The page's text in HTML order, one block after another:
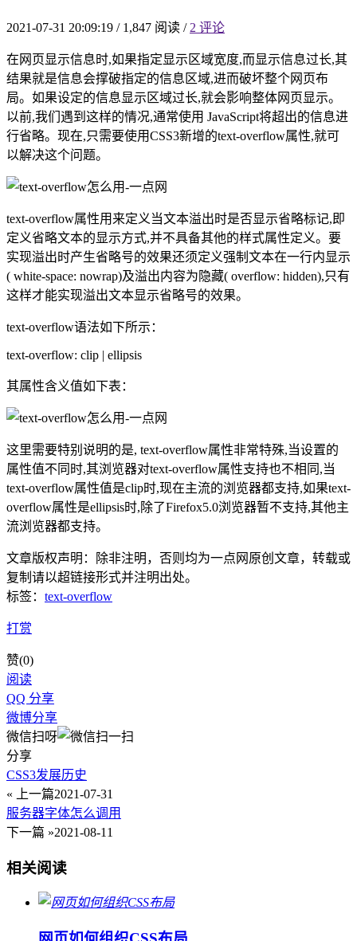
2021-07-31 20:09:19 /1,847 阅读 / 2 评论
在网页显示信息时,如果指定显示区域宽度,而显示信息过长,其
结果就是信息会撑破指定的信息区域,进而破坏整个网页布
局。如果设定的信息显示区域过长,就会影响整体网页显示。
以前,我们遇到这样的情况,通常使用 JavaScript将超出的信息进
行省略。现在,只需要使用CSS3新增的text-overflow属性,就可
以解决这个问题。
text-overflow属性用来定义当文本溢出时是否显示省略标记,即
定义省略文本的显示方式,并不具备其他的样式属性定义。要
实现溢出时产生省略号的效果还须定义强制文本在一行内显示
( white-space: nowrap)及溢出内容为隐藏( overflow: hidden),只有
这样才能实现溢出文本显示省略号的效果。
text-overflow语法如下所示：
text-overflow: clip | ellipsis
其属性含义值如下表：
这里需要特别说明的是, text-overflow属性非常特殊,当设置的
属性值不同时,其浏览器对text-overflow属性支持也不相同,当
text-overflow属性值是clip时,现在主流的浏览器都支持,如果text-
overflow属性是ellipsis时,除了Firefox5.0浏览器暂不支持,其他主
流浏览器都支持。
文章版权声明：除非注明，否则均为一点网 原创文章，转载或
复制请以超链接形式并注明出处。
标签： text-overflow
打赏
赞(0)
阅读
QQ 分享
微博分享
微信扫呀
分享
CSS3发展历史
« 上一篇2021-07-31
服务器字体怎么调用
下一篇 »2021-08-11
相关阅读